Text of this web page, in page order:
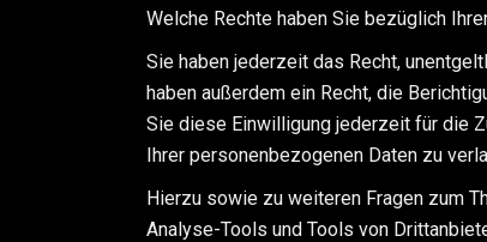
Welche Rechte haben Sie bezüglich
Sie haben jederzeit das Recht,
haben außerdem ein Recht, die
Sie diese Einwilligung jederzeit für die
Ihrer personenbezogenen Daten zu
Hierzu sowie zu weiteren Fragen zum
Analyse-Tools und Tools von